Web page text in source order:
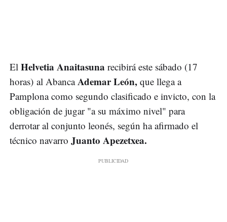
El Helvetia Anaitasuna recibirá este sábado (17
horas) al AbancaAdemar León, que llega a
Pamplona como segundo clasificado e invicto, con la
obligación de jugar "a su máximo nivel" para
derrotar al conjunto leonés, según ha afirmado el
técnico navarro Juanto Apezetxea.